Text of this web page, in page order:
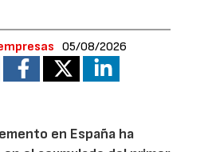
05/08/2026
en España ha